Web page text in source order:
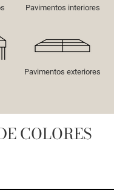
Pavimentos interiores
Pavimentos exteriores
COLORES